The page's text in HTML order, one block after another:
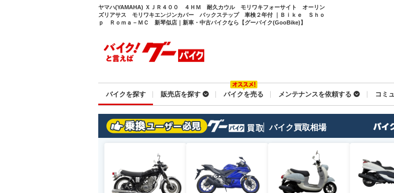
ヤマハ(YAMAHA) ＸＪＲ４００ ４ＨＭ 耐久カウル モリワキフォーサイト オーリン
ズリアサス モリワキエンジンカバー バックステップ 車検２年付 ｜Ｂｉｋｅ Ｓｈｏ
ｐ Ｒｏｍａ－ＭＣ 新琴似店｜新車・中古バイクなら【グーバイク(GooBike)】
バイクを探す 販売店を探す バイクを売る メンテナンスを依頼する コミ
バイク買取相場